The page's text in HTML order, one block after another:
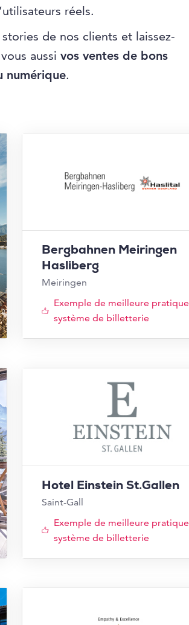
réels.
de nos clients et laissez-
aussi vos ventes de bons
numérique.
Bergbahnen Meiringen
Hasliberg
Meiringen
Exemple de meilleure pratique
système de billetterie
Hotel Einstein St.Gallen
Saint-Gall
Exemple de meilleure pratique
système de billetterie